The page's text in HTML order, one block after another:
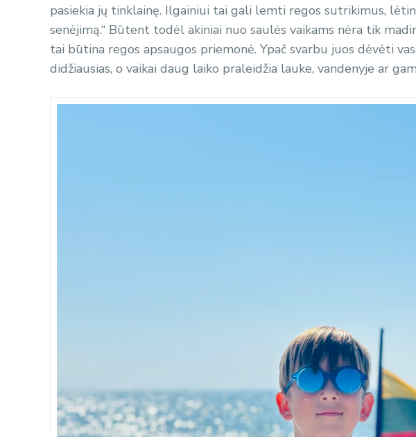
pasiekia jų tinklainę. Ilgainiui tai gali lemti regos sutrikimus,
senėjimą.“ Būtent todėl akiniai nuo saulės vaikams nėra tik
tai būtina regos apsaugos priemonė. Ypač svarbu juos dėvėti
didžiausias, o vaikai daug laiko praleidžia lauke, vandenyje ar